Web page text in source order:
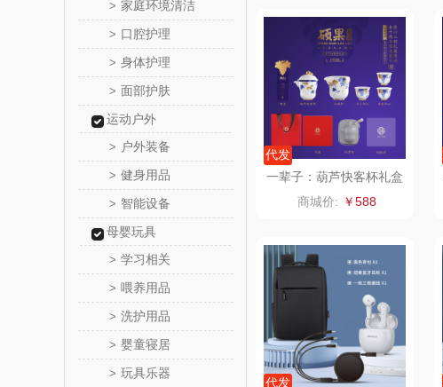
> 家庭环境清洁
> 口腔护理
> 身体护理
> 面部护肤
运动户外
> 户外装备
> 健身用品
> 智能设备
母婴玩具
> 学习相关
> 喂养用品
> 洗护用品
> 婴童寝居
> 玩具乐器
吉潮瑞鲜
海信
Alluflon阿路弗仑
福临门
正负零
信科
乐扣乐扣（小家
代发
一辈子：葫芦快客杯礼盒
商城价: ￥588
代发